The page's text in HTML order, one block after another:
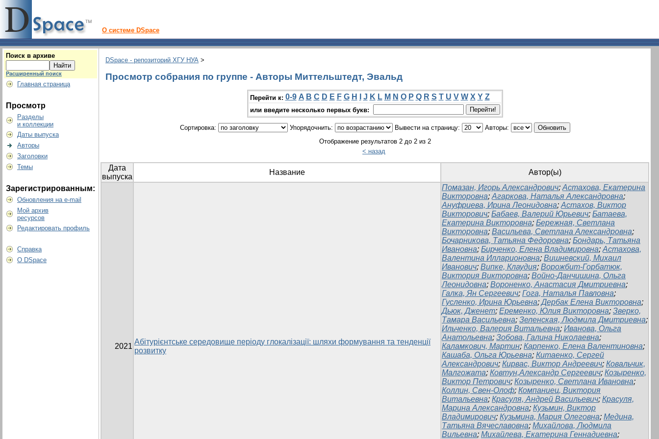
О системе DSpace
Поиск в архиве
Расширенный поиск
Главная страница
Просмотр
Разделы
и коллекции
Даты выпуска
Авторы
Заголовки
Темы
Зарегистрированным:
Обновления на e-mail
Мой архив
ресурсов
Редактировать профиль
Справка
О DSpace
DSpace - репозиторий ХГУ НУА >
Просмотр собрания по группе - Авторы Миттельштедт, Эвальд
Перейти к: 0-9 A B C D E F G H J K L M N O P Q R S T U V W X Y Z
или введите несколько первых букв:
Сортировка: Упорядочнить: Вывести на страницу:
Авторы:
Отображение результатов 2 до 2 из 2
< назад
Дата
выпуска
Название Автор(ы)
2021
Абітурієнтське середовище періоду глокалізації: шляхи формування та тенденції
розвитку
Помазан, Игорь Александрович; Астахова, Екатерина
Викторовна; Агаркова, Наталья Александровна;
Ануфриева, Ирина Леонидовна; Астахов, Виктор
Викторович; Бабаев, Валерий Юрьевич; Батаева,
Екатерина Викторовна; Бережная, Светлана
Викторовна; Васильева, Светлана Александровна;
Бочарникова, Татьяна Федоровна; Бондарь, Татьяна
Ивановна; Бирченко, Елена Владимировна; Астахова,
Валентина Илларионовна; Вишневский, Михаил
Иванович; Випке, Клаудия; Ворожбит-Горбатюк,
Виктория Викторовна; Войно-Данчишина, Ольга
Леонидовна; Вороненко, Анастасия Дмитриевна;
Галка, Ян Сергеевич; Гога, Наталья Павловна;
Гусленко, Ирина Юрьевна;Дербак Елена Викторовна;
Дьюк, Дженет; Еременко, Юлия Викторовна; Зверко,
Тамара Васильевна; Зеленская, Людмила Дмитриевна;
Ильченко, Валерия Витальевна; Иванова, Ольга
Анатольевна; Зобова, Галина Николаевна;
Каламкович, Мартин; Карпенко, Елена Валентиновна;
Кашаба, Ольга Юрьевна; Китаенко, Сергей
Александрович; Кирвас, Виктор Андреевич; Ковальчик,
Малгожата; Ковтун,Александр Сергеевич; Козыренко,
Виктор Петрович; Козыренко, Светлана Ивановна;
Коллин, Свен-Олоф; Компаниец, Виктория
Витальевна; Красуля, Андрей Васильевич; Красуля,
Марина Александровна; Кузьмин, Виктор
Владимирович; Кузьмина, Мария Олеговна; Медина,
Татьяна Вячеславовна; Михайлова, Людмила
Вильевна; Михайлева, Екатерина Геннадиевна;